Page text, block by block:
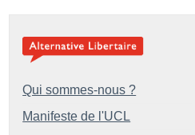
Qui sommes-nous ?
Manifeste de l'UCL